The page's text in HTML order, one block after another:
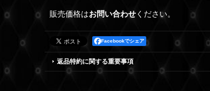
販売価格はお問い合わせ ください。
Facebookでシェア
返品特約に関する重要事項